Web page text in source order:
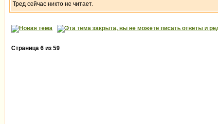
Тред сейчас никто не читает.
Страница 6 из 59